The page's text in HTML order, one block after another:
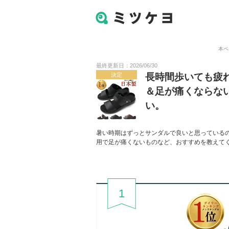
本
最終更新日：2026/06/30
決定
長時間歩いても疲
＆足が痛くならな
い。
暑い時期はずっとサンダルで良いと思ってい
用で足が痛くないものなど、おすすめを教えて
1